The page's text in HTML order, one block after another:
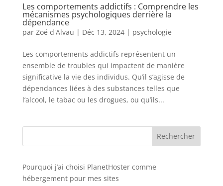
Les comportements addictifs : Comprendre les
mécanismes psychologiques derrière la
dépendance
par Zoé d'Alvau | Déc 13, 2024| psychologie
Les comportements addictifs représentent un
ensemble de troubles qui impactent de manière
significative la vie des individus. Qu’il s’agisse de
dépendances liées à des substances telles que
l’alcool, le tabac ou les drogues, ou qu’ils...
Pourquoi j’ai choisi PlanetHostercomme
hébergement pour mes sites